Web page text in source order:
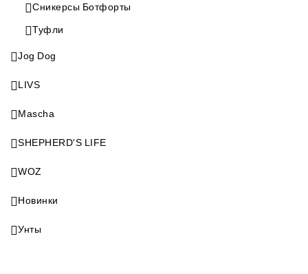
Сникерсы Ботфорты
Туфли
Jog Dog
LIVS
Mascha
SHEPHERD'S LIFE
WOZ
Новинки
Унты